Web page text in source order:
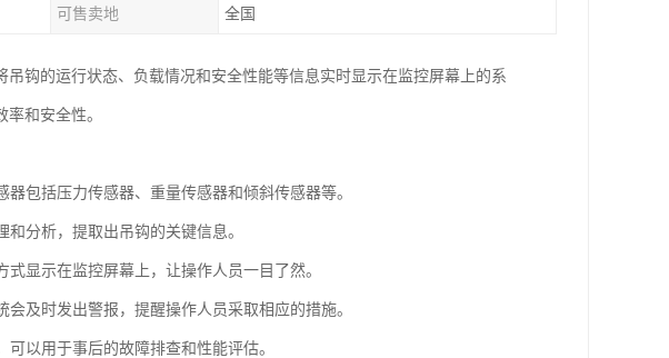
可售卖地 全国
钩的运行状态、负载情况和安全性能等信息实时显示在监控屏幕上的系
和安全性。
包括压力传感器、重量传感器和倾斜传感器等。
分析，提取出吊钩的关键信息。
显示在监控屏幕上，让操作人员一目了然。
及时发出警报，提醒操作人员采取相应的措施。
以用于事后的故障排查和性能评估。